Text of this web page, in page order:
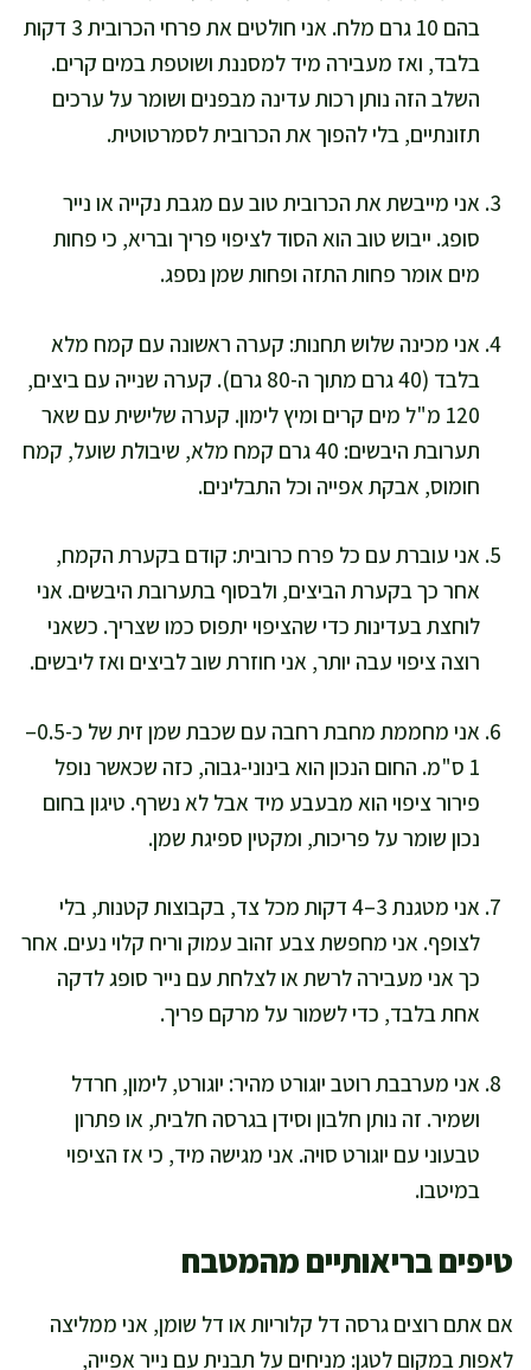
בהם 10 גרם מלח. אני חולטים את פרחי הכרובית 3 דקות
בלבד, ואז מעבירה מיד למסננת ושוטפת במים קרים.
השלב הזה נותן רכות עדינה מבפנים ושומר על ערכים
תזונתיים, בלי להפוך את הכרובית לסמרטוטית.
אני מייבשת את הכרובית טוב עם מגבת נקייה או נייר
סופג. ייבוש טוב הוא הסוד לציפוי פריך ובריא, כי פחות
מים אומר פחות התזה ופחות שמן נספג.
אני מכינה שלוש תחנות: קערה ראשונה עם קמח מלא
בלבד (40 גרם מתוך ה-80 גרם). קערה שנייה עם ביצים,
120 מ"ל מים קרים ומיץ לימון. קערה שלישית עם שאר
תערובת היבשים: 40 גרם קמח מלא, שיבולת שועל, קמח
חומוס, אבקת אפייה וכל התבלינים.
אני עוברת עם כל פרח כרובית: קודם בקערת הקמח,
אחר כך בקערת הביצים, ולבסוף בתערובת היבשים. אני
לוחצת בעדינות כדי שהציפוי יתפוס כמו שצריך. כשאני
רוצה ציפוי עבה יותר, אני חוזרת שוב לביצים ואז ליבשים.
אני מחממת מחבת רחבה עם שכבת שמן זית של כ-0.5–
1 ס"מ. החום הנכון הוא בינוני-גבוה, כזה שכאשר נופל
פירור ציפוי הוא מבעבע מיד אבל לא נשרף. טיגון בחום
נכון שומר על פריכות, ומקטין ספיגת שמן.
אני מטגנת 3–4 דקות מכל צד, בקבוצות קטנות, בלי
לצופף. אני מחפשת צבע זהוב עמוק וריח קלוי נעים. אחר
כך אני מעבירה לרשת או לצלחת עם נייר סופג לדקה
אחת בלבד, כדי לשמור על מרקם פריך.
אני מערבבת רוטב יוגורט מהיר: יוגורט, לימון, חרדל
ושמיר. זה נותן חלבון וסידן בגרסה חלבית, או פתרון
טבעוני עם יוגורט סויה. אני מגישה מיד, כי אז הציפוי
במיטבו.
טיפים בריאותיים מהמטבח
אם אתם רוצים גרסה דל קלוריות או דל שומן, אני ממליצה
לאפות במקום לטגן: מניחים על תבנית עם נייר אפייה,